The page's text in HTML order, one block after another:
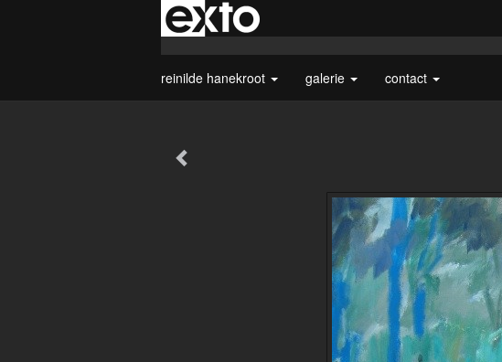
reinilde hanekroot galerie contact